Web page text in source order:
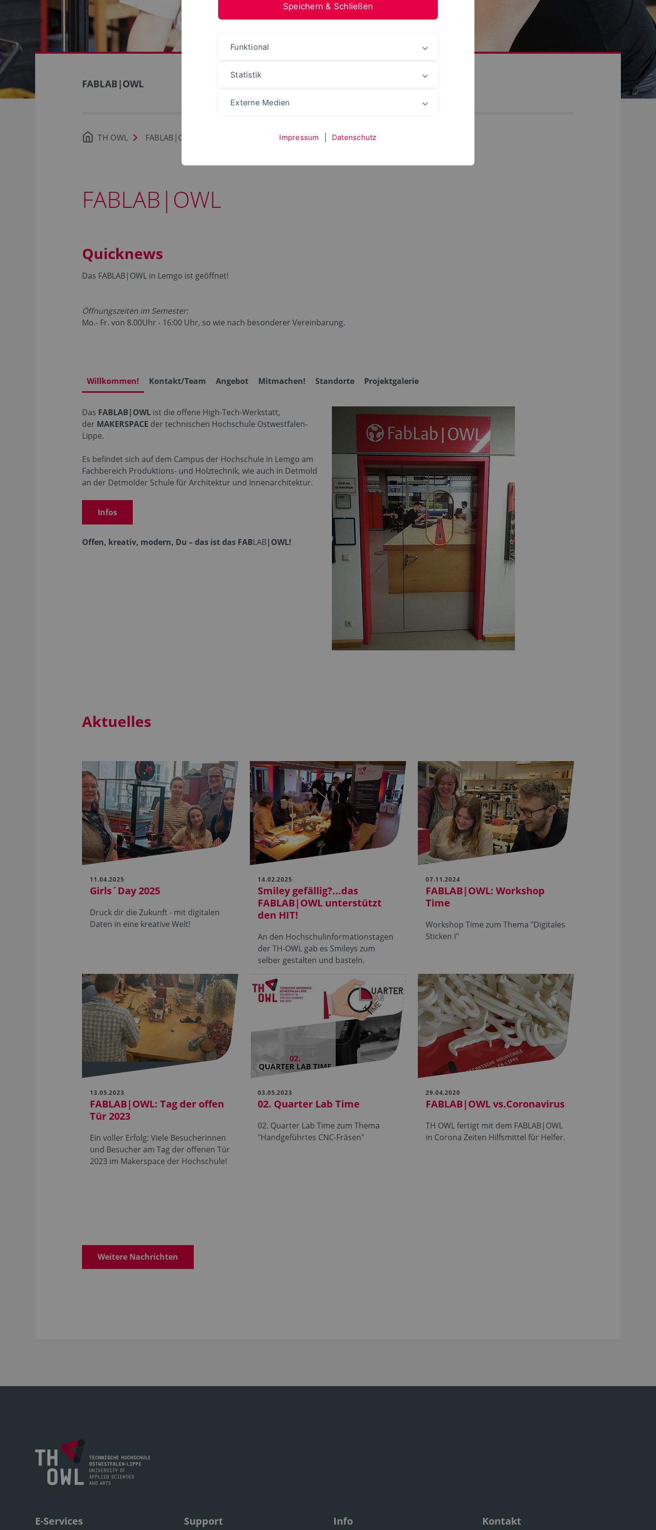
FABLAB|OWL
TH OWL FABLAB|OWL
FABLAB|OWL
Quicknews
Das FABLAB|OWL in Lemgo ist geöffnet!
Öffnungszeiten im Semester:
Mo.- Fr. von 8.00Uhr - 16:00 Uhr, so wie nach besonderer Vereinbarung.
Willkommen! Kontakt/Team Angebot Mitmachen! Standorte Projektgalerie
Das FABLAB|OWL ist die offene High-Tech-Werkstatt,
der MAKERSPACE der technischen Hochschule Ostwestfalen-
Lippe.
Es befindet sich auf dem Campus der Hochschule in Lemgo am
Fachbereich Produktions- und Holztechnik, wie auch in Detmold
an der Detmolder Schule für Architektur und Innenarchitektur.
Infos
Offen, kreativ, modern, Du – das ist das FABLAB|OWL!
Aktuelles
11.04.2025
Girls´Day 2025
Druck dir die Zukunft - mit digitalen
Daten in eine kreative Welt!
14.02.2025
Smiley gefällig?...das
FABLAB|OWL unterstützt
den HIT!
An den Hochschulinformationstagen
der TH-OWL gab es Smileys zum
selber gestalten und basteln.
07.11.2024
FABLAB|OWL: Workshop
Time
Workshop Time zum Thema "Digitales
Sticken I"
13.05.2023
FABLAB|OWL: Tag der offen
Tür 2023
Ein voller Erfolg: Viele Besucherinnen
und Besucher am Tag der offenen Tür
2023 im Makerspace der Hochschule!
03.05.2023
02. Quarter Lab Time
02. Quarter Lab Time zum Thema
"Handgeführtes CNC-Fräsen"
29.04.2020
FABLAB|OWL vs.Coronavirus
TH OWL fertigt mit dem FABLAB|OWL
in Corona Zeiten Hilfsmittel für Helfer.
Weitere Nachrichten
E-Services Support Info Kontakt
Speichern & Schließen
Funktional
Statistik
Externe Medien
Impressum Datenschutz